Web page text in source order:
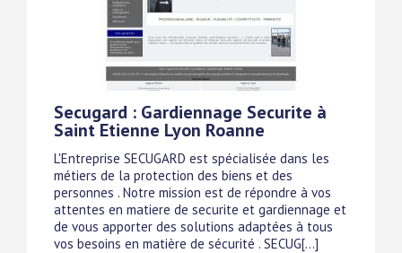
Secugard : Gardiennage Securite à
Saint Etienne Lyon Roanne
L'Entreprise SECUGARD est spécialisée dans les
métiers de la protection des biens et des
personnes . Notre mission est de répondre à vos
attentes en matiere de securite et gardiennage et
de vous apporter des solutions adaptées à tous
vos besoins en matière de sécurité . SECUG[...]